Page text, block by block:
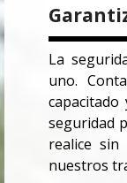
La
uno.
capacitado
seguridad
realice sin
nuestros